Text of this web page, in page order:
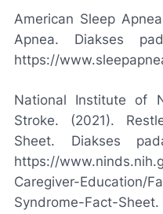
American Sleep
Apnea. Diakses
https://
National Institute of
Stroke. (2021).
Sheet. Diakses
https://
Caregiver-Education/
Syndrome-Fact-Sheet.